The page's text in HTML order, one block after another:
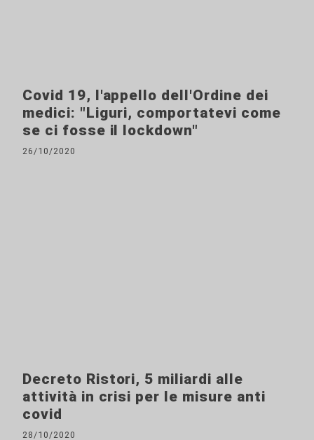
Covid 19, l'appello dell'Ordine dei
medici: "Liguri, comportatevi come
se ci fosse il lockdown"
26/10/2020
Decreto Ristori, 5 miliardi alle
attività in crisi per le misure anti
covid
28/10/2020